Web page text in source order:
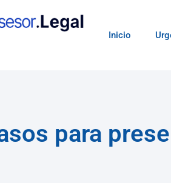
Inicio
para